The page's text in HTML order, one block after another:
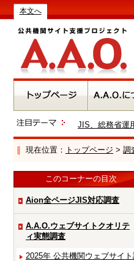
本文へ
JIS、総務省運
現在位置： トップページ > 調
このコーナーの目次
Aion全ページJIS対応調査
A.A.O.ウェブサイトクオリテ
ィ実態調査
2025年 公共機関ウェブサイト